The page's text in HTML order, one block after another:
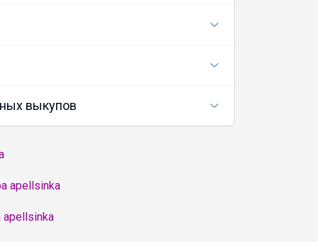
выкупов
apellsinka
apellsinka